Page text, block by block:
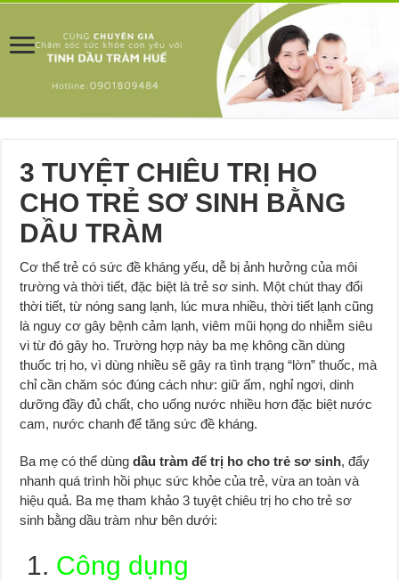
3 TUYỆT CHIÊU TRỊ HO
CHO TRẺ SƠ SINH BẰNG
DẦU TRÀM
Cơ thể trẻ có sức đề kháng yếu, dễ bị ảnh hưởng của môi
trường và thời tiết, đặc biệt là trẻ sơ sinh. Một chút thay đổi
thời tiết, từ nóng sang lạnh, lúc mưa nhiều, thời tiết lạnh cũng
là nguy cơ gây bệnh cảm lạnh, viêm mũi họng do nhiễm siêu
vi từ đó gây ho. Trường hợp này ba mẹ không cần dùng
thuốc trị ho, vì dùng nhiều sẽ gây ra tình trạng “lờn” thuốc, mà
chỉ cần chăm sóc đúng cách như: giữ ấm, nghỉ ngơi, dinh
dưỡng đầy đủ chất, cho uống nước nhiều hơn đặc biệt nước
cam, nước chanh để tăng sức đề kháng.
Ba mẹ có thể dùngdầu tràm để trị ho cho trẻ sơ sinh, đẩy
nhanh quá trình hồi phục sức khỏe của trẻ, vừa an toàn và
hiệu quả. Ba mẹ tham khảo 3 tuyệt chiêu trị ho cho trẻ sơ
sinh bằng dầu tràm như bên dưới:
1. Công dụng